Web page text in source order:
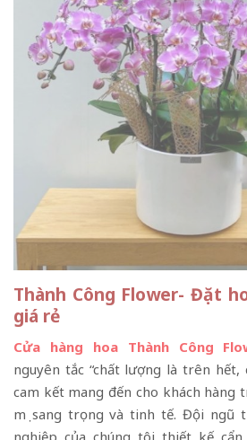
Thành Công Flower- Đặt
giá rẻ
Cửa hàng hoa Thành Công
nguyên tắc “chất lượng là trên hết,
cam kết mang đến cho khách hàng
mẹ sang trọng và tinh tế. Đội ngũ
nghiệp của chúng tôi thiết kế